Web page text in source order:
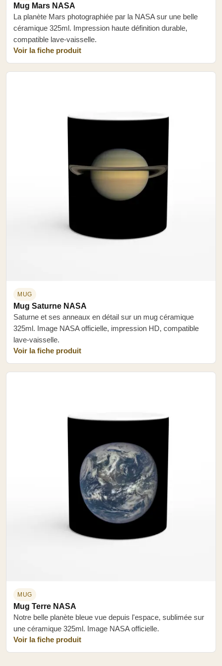
Mug Mars NASA
La planète Mars photographiée par la NASA sur une belle
céramique 325ml. Impression haute définition durable,
compatible lave-vaisselle.
Voir la fiche produit
MUG
Mug Saturne NASA
Saturne et ses anneaux en détail sur un mug céramique
325ml. Image NASA officielle, impression HD, compatible
lave-vaisselle.
Voir la fiche produit
MUG
Mug Terre NASA
Notre belle planète bleue vue depuis l'espace, sublimée sur
une céramique 325ml. Image NASA officielle.
Voir la fiche produit